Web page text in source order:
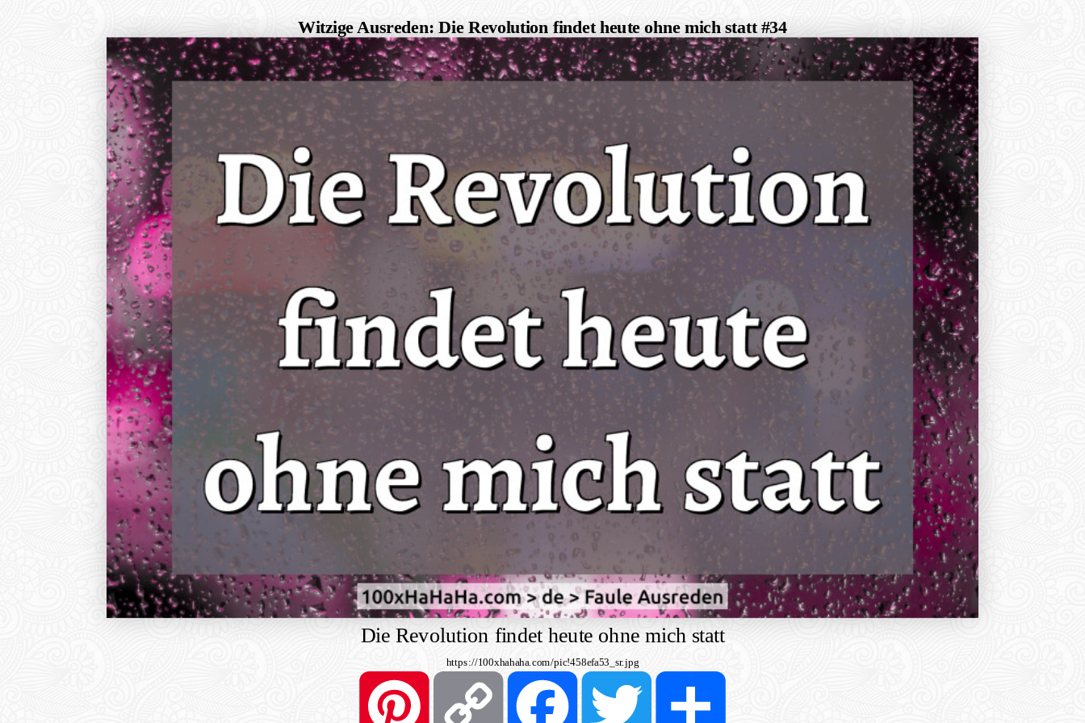
Witzige Ausreden: Die Revolution findet heute ohne mich statt #34
Die Revolution findet heute ohne mich statt
https://100xhahaha.com/pic!458efa53_sr.jpg
PinterestCopy
Link
FacebookTwitter Share